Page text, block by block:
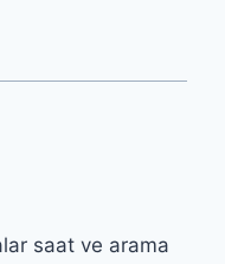
saat ve arama